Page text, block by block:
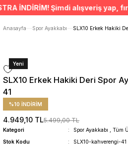
ÜCRETSİZ TESLİMAT
SÜRDÜRÜLEBİLİR
Anasayfa
Spor Ayakkabı SLX10 Erkek Hakiki
Yeni
SLX10 Erkek Hakiki Deri Spor
41
%10 İNDİRİM
4.949,10 TL5.499,00 TL
Kategori Spor Ayakkabı
Tüm
Stok Kodu
SLX10-kahverengi-41
İNDİRİM! Şimdi alışveriş yap,